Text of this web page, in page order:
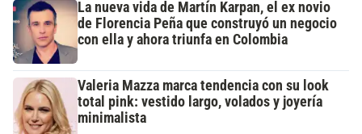
La nueva vida de Martín Karpan, el ex novio
de Florencia Peña que construyó un negocio
con ella y ahora triunfa en Colombia
Valeria Mazza marca tendencia con su look
total pink: vestido largo, volados y joyería
minimalista